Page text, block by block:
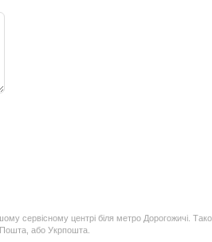
сервісному центрі біля метро Дорогожичі.
або Укрпошта.